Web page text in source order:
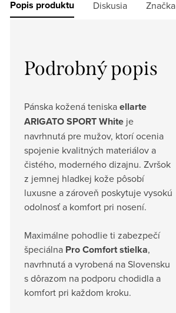
Popis produktu Diskusia Značka
Podrobný popis
Pánska kožená teniskaellarte
ARIGATO SPORT White je
navrhnutá pre mužov, ktorí ocenia
spojenie kvalitných materiálov a
čistého, moderného dizajnu. Zvršok
z jemnej hladkej kože pôsobí
luxusne a zároveň poskytuje vysokú
odolnosť a komfort pri nosení.
Maximálne pohodlie ti zabezpečí
špeciálna Pro Comfort stielka,
navrhnutá a vyrobená na Slovensku
s dôrazom na podporu chodidla a
komfort pri každom kroku.